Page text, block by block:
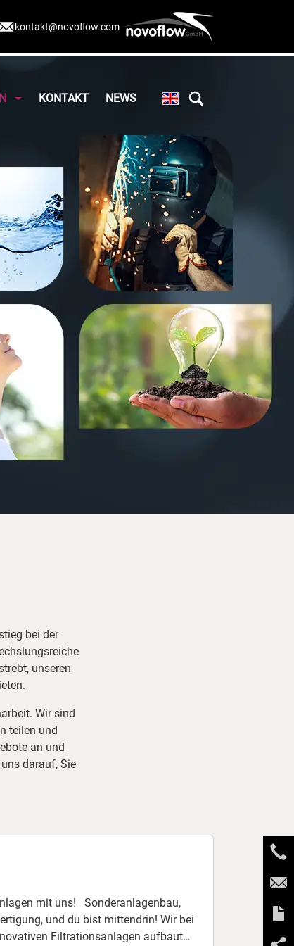
kontakt@novoflow.com
KONTAKT NEWS
bei der
unseren
Wir sind
teilen und
an und
darauf, Sie
und du bist mittendrin! Wir bei
Filtrationsanlagen aufbaut